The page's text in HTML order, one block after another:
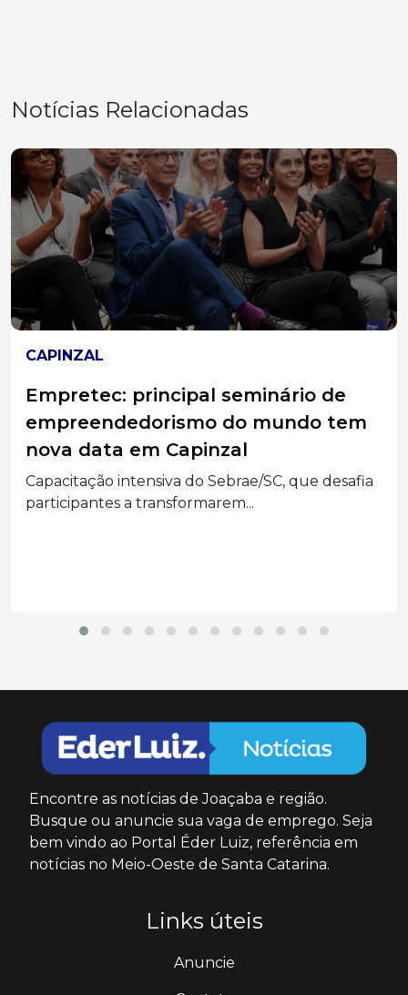
Notícias Relacionadas
CAPINZAL
Capotamento no Bairro Vista Alegre
mobiliza Bombeiros e deixa
motorista ferida em Capinzal
Um GM/Classic capotou em uma estrada de chão
de...
Encontre as notícias de Joaçaba e região.
Busque ou anuncie sua vaga de emprego. Seja
bem vindo ao Portal Éder Luiz, referência em
notícias no Meio-Oeste de Santa Catarina.
Links úteis
Anuncie